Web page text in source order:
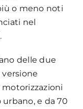
o meno noti
nel
.
delle due
motorizzazioni
urbano, e da 70